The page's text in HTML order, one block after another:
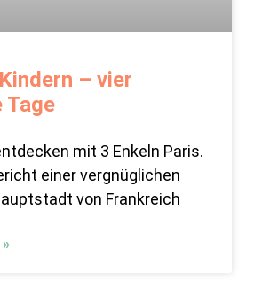
– vier
Tage
mit 3 Enkeln Paris.
einer vergnüglichen
von Frankreich